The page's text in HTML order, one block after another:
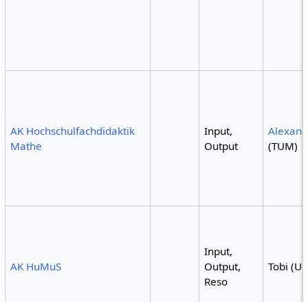
AK Hochschulfachdidaktik
Mathe
Input,
Output
(TUM)
AK HuMuS
Input,
Output,
Reso
Tobi